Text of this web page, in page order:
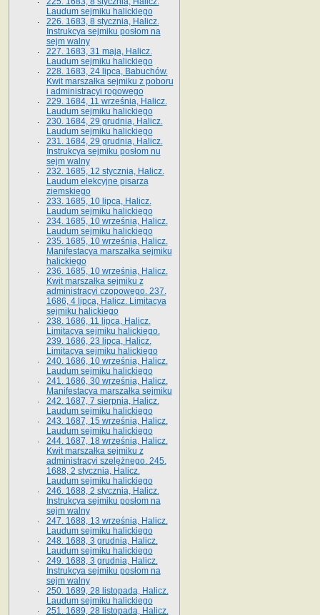
Laudum sejmiku halickiego
226. 1683, 8 stycznia, Halicz.
Instrukcya sejmiku posłom na
sejm walny
227. 1683, 31 maja, Halicz.
Laudum sejmiku halickiego
228. 1683, 24 lipca, Babuchów.
Kwit marszałka sejmiku z poboru
i administracyi rogowego
229. 1684, 11 września, Halicz.
Laudum sejmiku halickiego
230. 1684, 29 grudnia, Halicz.
Laudum sejmiku halickiego
231. 1684, 29 grudnia, Halicz.
Instrukcya sejmiku posłom nu
sejm walny
232. 1685, 12 stycznia, Halicz.
Laudum elekcyjne pisarza
ziemskiego
233. 1685, 10 lipca, Halicz.
Laudum sejmiku halickiego
234. 1685, 10 września, Halicz.
Laudum sejmiku halickiego
235. 1685, 10 września, Halicz.
Manifestacya marszałka sejmiku
halickiego
236. 1685, 10 września, Halicz.
Kwit marszałka sejmiku z
administracyi czopowego. 237.
1686, 4 lipca, Halicz. Limitacya
sejmiku halickiego
238. 1686, 11 lipca, Halicz.
Limitacya sejmiku halickiego.
239. 1686, 23 lipca, Halicz.
Limitacya sejmiku halickiego
240. 1686, 10 września, Halicz.
Laudum sejmiku halickiego
241. 1686, 30 września, Halicz.
Manifestacya marszałka sejmiku
242. 1687, 7 sierpnia, Halicz.
Laudum sejmiku halickiego
243. 1687, 15 września, Halicz.
Laudum sejmiku halickiego
244. 1687, 18 września, Halicz.
Kwit marszałka sejmiku z
administracyi szelężnego. 245.
1688, 2 stycznia, Halicz.
Laudum sejmiku halickiego
246. 1688, 2 stycznia, Halicz.
Instrukcya sejmiku posłom na
sejm walny
247. 1688, 13 września, Halicz.
Laudum sejmiku halickiego
248. 1688, 3 grudnia, Halicz.
Laudum sejmiku halickiego
249. 1688, 3 grudnia, Halicz.
Instrukcya sejmiku posłom na
sejm walny
250. 1689, 28 listopada, Halicz.
Laudum sejmiku halickiego
251. 1689, 28 listopada, Halicz.